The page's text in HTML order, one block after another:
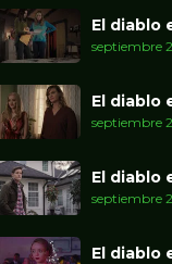
El diablo
septiembre
El diablo
septiembre
El diablo
septiembre
El diablo